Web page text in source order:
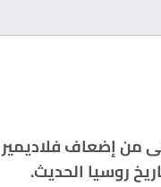
من إضعاف فلاديمير
روسيا الحديث.